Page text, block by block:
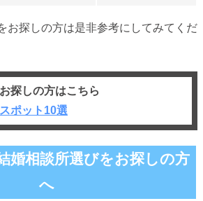
お探しの方は是非参考にしてみてくだ
探しの方はこちら
ポット10選
婚相談所選びをお探しの方
へ